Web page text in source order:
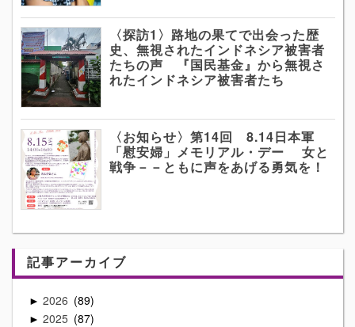
〈探訪1〉路地の果てで出会った歴
史、無視されたインドネシア被害者
たちの声 『国民基金』から無視さ
れたインドネシア被害者たち
〈お知らせ〉第14回 8.14日本軍
「慰安婦」メモリアル・デー 女と
戦争－－ともに声をあげる勇気を！
記事アーカイブ
► 2026 89
► 2025 87